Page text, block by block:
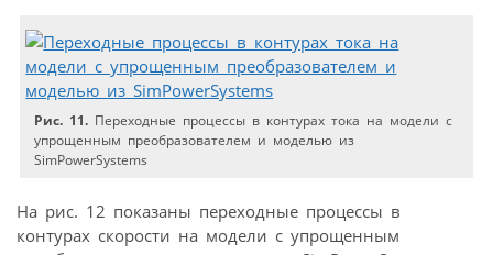
Рис. 11. Переходные процессы в контурах тока на модели с
упрощенным преобразователем и моделью из
SimPowerSystems
На рис. 12 показаны переходные процессы в
контурах скорости на модели с упрощенным